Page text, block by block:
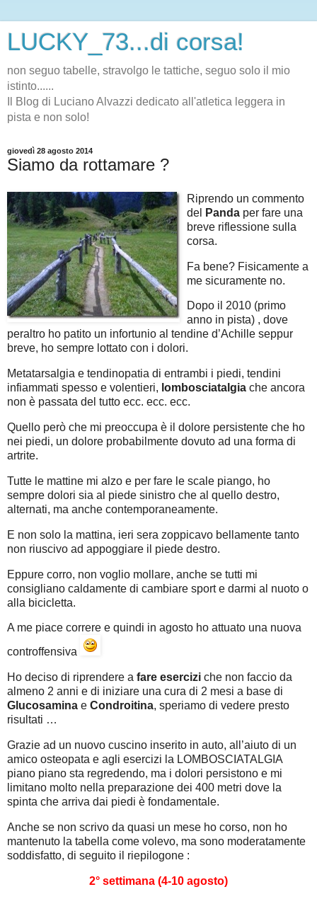
LUCKY_73...di corsa!
non seguo tabelle, stravolgo le tattiche, seguo solo il mio
istinto......
Il Blog di Luciano Alvazzi dedicato all'atletica leggera in
pista e non solo!
giovedì 28 agosto 2014
Siamo da rottamare ?
Riprendo un commento
del
Panda per fare una
breve riflessione sulla
corsa.
Fa bene? Fisicamente a
me sicuramente no.
Dopo il 2010 (primo
anno in pista) , dove
peraltro ho patito un infortunio al tendine d’Achille seppur
breve, ho sempre lottato con i dolori.
Metatarsalgia e tendinopatia di entrambi i piedi, tendini
infiammati spesso e volentieri, lombosciatalgia che ancora
non è passata del tutto ecc. ecc. ecc.
Quello però che mi preoccupa è il dolore persistente che ho
nei piedi, un dolore probabilmente dovuto ad una forma di
artrite.
Tutte le mattine mi alzo e per fare le scale piango, ho
sempre dolori sia al piede sinistro che al quello destro,
alternati, ma anche contemporaneamente.
E non solo la mattina, ieri sera zoppicavo bellamente tanto
non riuscivo ad appoggiare il piede destro.
Eppure corro, non voglio mollare, anche se tutti mi
consigliano caldamente di cambiare sport e darmi al nuoto o
alla bicicletta.
A me piace correre e quindi in agosto ho attuato una nuova
controffensiva
Ho deciso di riprendere a fare esercizi che non faccio da
almeno 2 anni e di iniziare una cura di 2 mesi a base di
Glucosamina e Condroitina, speriamo di vedere presto
risultati …
Grazie ad un nuovo cuscino inserito in auto, all’aiuto di un
amico osteopata e agli esercizi la LOMBOSCIATALGIA
piano piano sta regredendo, ma i dolori persistono e mi
limitano molto nella preparazione dei 400 metri dove la
spinta che arriva dai piedi è fondamentale.
Anche se non scrivo da quasi un mese ho corso, non ho
mantenuto la tabella come volevo, ma sono moderatamente
soddisfatto, di seguito il riepilogone :
2° settimana (4-10 agosto)